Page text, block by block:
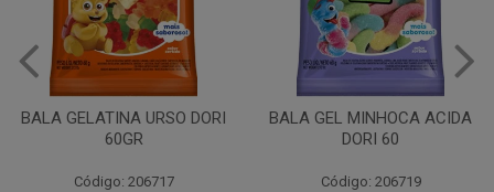
BALA GEL MINHOCA ACIDA
DORI 60
Código: 206719
TUBO MORANGO 70GR